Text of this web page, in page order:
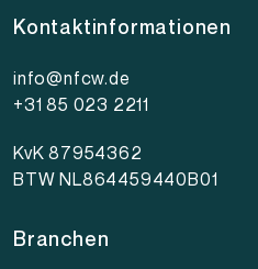
Kontaktinformationen
info@nfcw.de
+31 85 023 2211
KvK 87954362
BTW NL864459440B01
Branchen